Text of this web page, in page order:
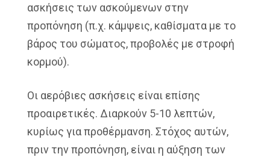
ασκήσεις των ασκούμενων στην
προπόνηση (π.χ. κάμψεις, καθίσματα με το
βάρος του σώματος, προβολές με στροφή
κορμού).
Οι αερόβιες ασκήσεις είναι επίσης
προαιρετικές. Διαρκούν 5-10 λεπτών,
κυρίως για προθέρμανση. Στόχος αυτών,
πριν την προπόνηση, είναι η αύξηση των